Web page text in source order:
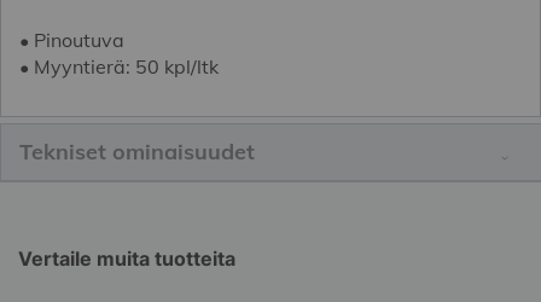
• Pinoutuva
• Myyntierä: 50 kpl/ltk
Tekniset ominaisuudet
Vertaile muita tuotteita